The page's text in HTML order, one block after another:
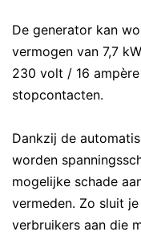
De generator kan
vermogen van 7,7
230 volt / 16
stopcontacten.
Dankzij de
worden
mogelijke schade
vermeden. Zo sluit
verbruikers aan die